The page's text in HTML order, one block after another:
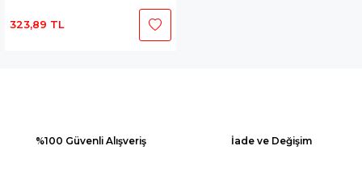
323,89 TL
%100 Güvenli Alışveriş İade ve Değişim